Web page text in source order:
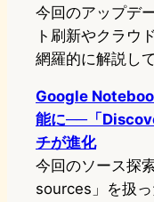
今回のアップデ
ト刷新やクラウ
網羅的に解説して
Google
能に──「
チが進化
今回のソース探
sources」を扱